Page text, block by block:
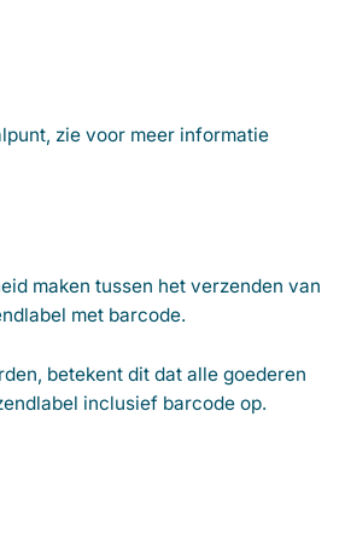
zie voor meer informatie
maken tussen het verzenden van
met barcode.
betekent dit dat alle goederen
inclusief barcode op.